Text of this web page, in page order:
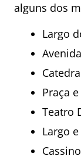
alguns dos
Largo
Praça
Teatro
Largo